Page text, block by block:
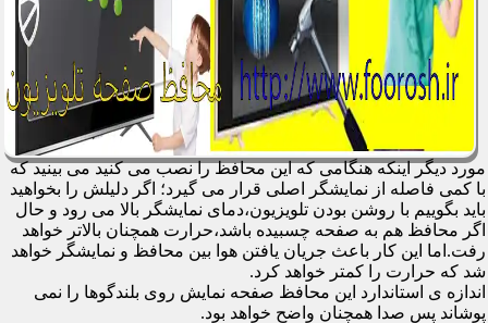
مورد دیگر اینکه هنگامی که این محافظ را نصب می کنید می بینید که
با کمی فاصله از نمایشگر اصلی قرار می گیرد؛ اگر دلیلش را بخواهید
باید بگوییم با روشن بودن تلویزیون،دمای نمایشگر بالا می رود و حال
اگر محافظ هم به صفحه چسبیده باشد،حرارت همچنان بالاتر خواهد
رفت.اما این کار باعث جریان یافتن هوا بین محافظ و نمایشگر خواهد
شد که حرارت را کمتر خواهد کرد.
اندازه ی استاندارد این محافظ صفحه نمایش روی بلندگوها را نمی
پوشاند پس صدا همچنان واضح خواهد بود.